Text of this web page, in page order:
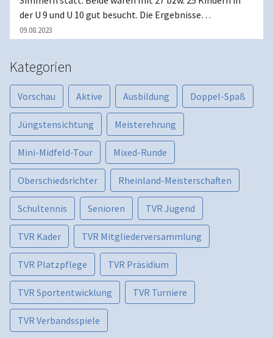
der U 9 und U 10 gut besucht. Die Ergebnisse…
09.08.2023
Kategorien
Vorschau Aktive Ausbildung Doppel-Spaß
Jüngstensichtung Meisterehrung
Mini-Midfeld-Tour Mixed-Runde
Oberschiedsrichter Rheinland-Meisterschaften
Schultennis Senioren TVR Jugend
TVR Kader TVR Mitgliederversammlung
TVR Platzpflege TVR Präsidium
TVR Sportentwicklung TVR Turniere
TVR Verbandsspiele